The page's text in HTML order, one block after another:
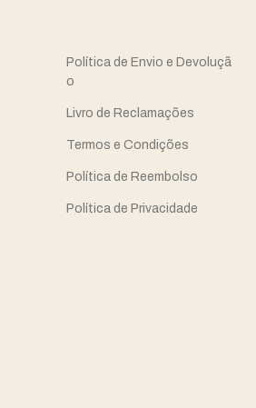
Política de Envio e Devoluçã
o
Livro de Reclamações
Termos e Condições
Política de Reembolso
Política de Privacidade